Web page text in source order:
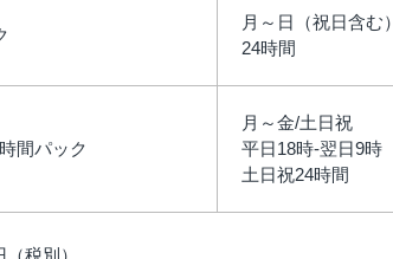
月～日（祝日含む）
24時間
間パック
月～金/土日祝
平日18時-翌日9時
土日祝24時間
税別）